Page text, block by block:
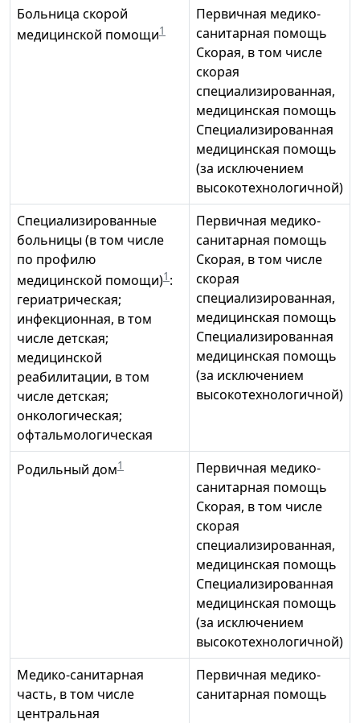
Больница скорой
медицинской помощи1
Первичная медико-
санитарная помощь
Скорая, в том числе
скорая
специализированная,
медицинская помощь
Специализированная
медицинская помощь
(за исключением
высокотехнологичной)
Специализированные
больницы (в том числе
по профилю
медицинской помощи)1 :
гериатрическая;
инфекционная, в том
числе детская;
медицинской
реабилитации, в том
числе детская;
онкологическая;
офтальмологическая
Первичная медико-
санитарная помощь
Скорая, в том числе
скорая
специализированная,
медицинская помощь
Специализированная
медицинская помощь
(за исключением
высокотехнологичной)
Родильный дом1
Первичная медико-
санитарная помощь
Скорая, в том числе
скорая
специализированная,
медицинская помощь
Специализированная
медицинская помощь
(за исключением
высокотехнологичной)
Медико-санитарная
часть, в том числе
центральная
Первичная медико-
санитарная помощь